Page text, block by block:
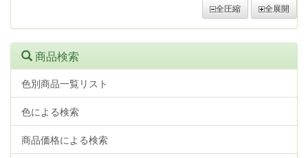
全圧縮 全展開
商品検索
色別商品一覧リスト
色による検索
商品価格による検索